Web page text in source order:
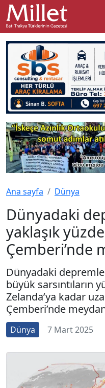
Ana sayfa Dünya
Dünyadaki
yaklaşık
Çemberi’nde
Dünyadaki
büyük sarsıntıların
Zelanda’ya kadar
Çemberi’nde
Dünya 7 Mart 2025